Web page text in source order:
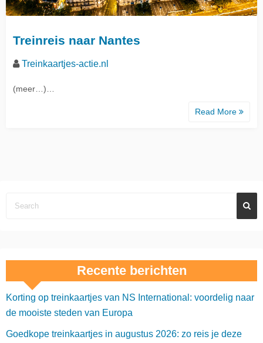
Treinreis naar Nantes
Treinkaartjes-actie.nl
(meer…)…
Read More
Recente berichten
Korting op treinkaartjes van NS International: voordelig naar
de mooiste steden van Europa
Goedkope treinkaartjes in augustus 2026: zo reis je deze